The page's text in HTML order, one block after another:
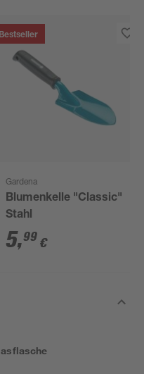
Bestseller
Gardena
Blumenkelle "Classic"
Stahl
5,99 €